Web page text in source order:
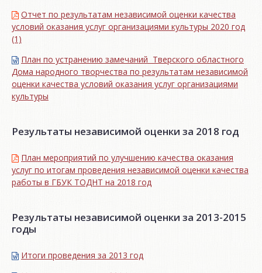
Отчет по результатам независимой оценки качества
условий оказания услуг организациями культуры 2020 год
(1)
План по устранению замечаний Тверского областного
Дома народного творчества по результатам независимой
оценки качества условий оказания услуг организациями
культуры
Результаты независимой оценки за 2018 год
План мероприятий по улучшению качества оказания
услуг по итогам проведения независимой оценки качества
работы в ГБУК ТОДНТ на 2018 год
Результаты независимой оценки за 2013-2015
годы
Итоги проведения за 2013 год